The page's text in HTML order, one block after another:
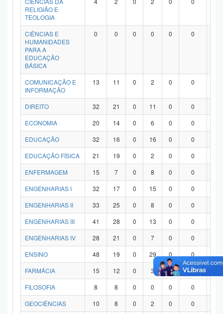
RELIGIÃO E
TEOLOGIA
CIÊNCIAS E
HUMANIDADES
PARA A
EDUCAÇÃO
BÁSICA
0 0 0 0 0 0
COMUNICAÇÃO E
INFORMAÇÃO
13 11 0 2 0 0
DIREITO 32 21 0 11 0 0
ECONOMIA
20 14 0 6 0 0
EDUCAÇÃO
32 16 0 16 0 0
EDUCAÇÃO FÍSICA
21 19 0 2 0 0
ENFERMAGEM
15 7 0 8 0 0
ENGENHARIAS I
32 17 0 15 0 0
ENGENHARIAS II
33 25 0 8 0 0
ENGENHARIAS III
41 28 0 13 0 0
ENGENHARIAS IV
28 21 0 7 0 0
ENSINO
48 19 0 29 0 0
FARMÁCIA
15 12 0 3 0 0
FILOSOFIA
8 8 0 0 0 0
GEOCIÊNCIAS
10 8 0 2 0 0